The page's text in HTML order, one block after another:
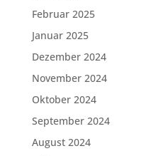
Februar 2025
Januar 2025
Dezember 2024
November 2024
Oktober 2024
September 2024
August 2024